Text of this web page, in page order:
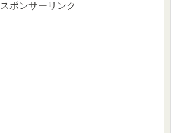
スポンサーリンク